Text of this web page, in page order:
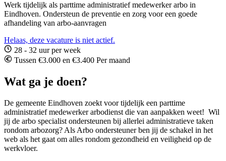
Werk tijdelijk als parttime administratief medewerker arbo in
Eindhoven. Ondersteun de preventie en zorg voor een goede
afhandeling van arbo-aanvragen
Helaas, deze vacature is niet actief.
28 - 32 uur per week
Tussen €3.000 en €3.400 Per maand
Wat ga je doen?
De gemeente Eindhoven zoekt voor tijdelijk een parttime
administratief medewerker arbodienst die van aanpakken weet! Wil
jij de arbo specialist ondersteunen bij allerlei administratieve taken
rondom arbozorg? Als Arbo ondersteuner ben jij de schakel in het
web als het gaat om alles rondom gezondheid en veiligheid op de
werkvloer.